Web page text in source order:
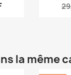
la même